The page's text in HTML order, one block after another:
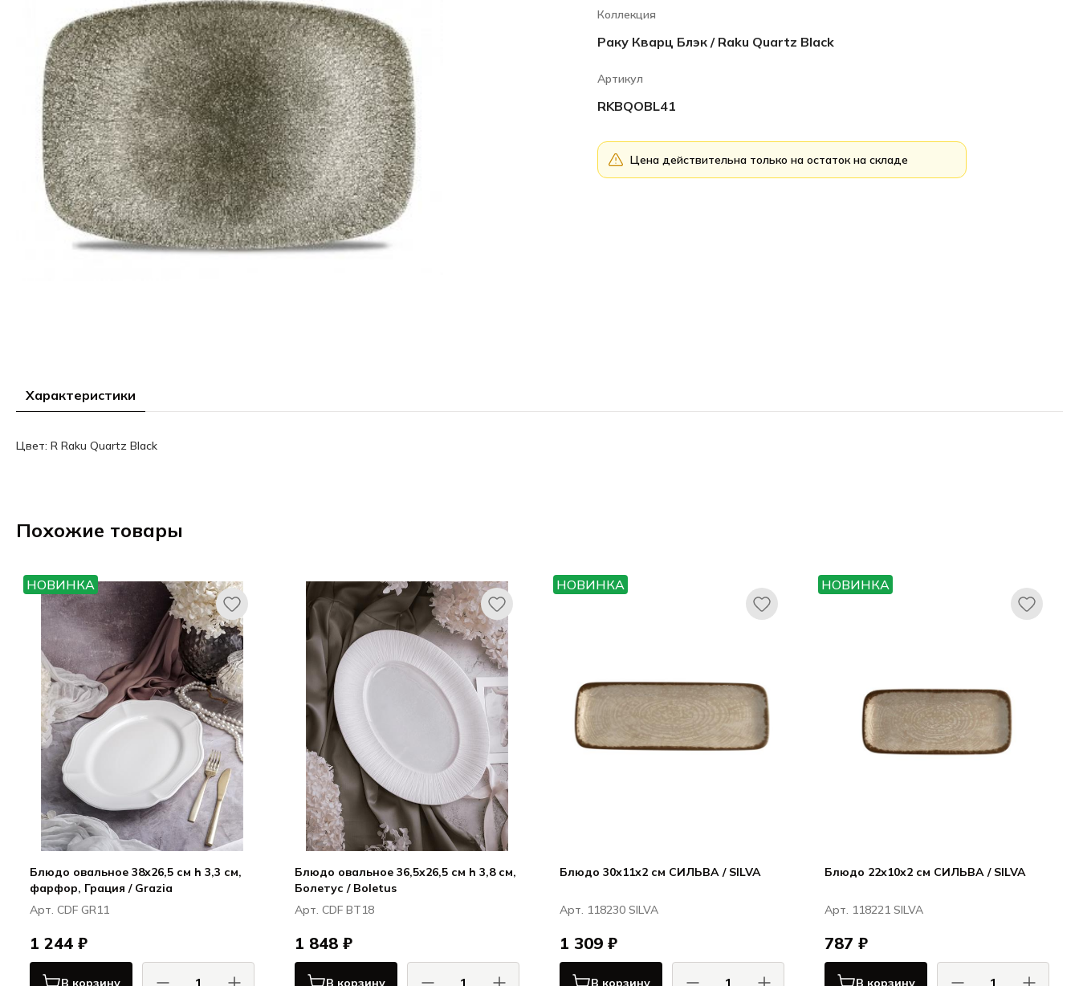
Все для гостиниц
Оборудование
Коллекция
Раку Кварц Блэк / Raku Quartz Black
Артикул
RKBQOBL41
Цена действительна только на остаток на складе
Характеристики
Цвет: R Raku Quartz Black
Похожие товары
НОВИНКА
Блюдо овальное 38x26,5 см h 3,3 см,
фарфор, Грация / Grazia
Арт. CDF GR11
1 244 ₽
В корзину
Блюдо овальное 36,5x26,5 см h 3,8 см,
Болетус / Boletus
Арт. CDF BT18
1 848 ₽
В корзину
НОВИНКА
Блюдо 30x11x2 см СИЛЬВА / SILVA
Арт. 118230 SILVA
1 309 ₽
В корзину
НОВИНКА
Блюдо 22x10x2 см СИЛЬВА / SILVA
Арт. 118221 SILVA
787 ₽
В корзину